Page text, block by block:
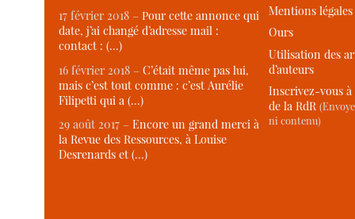
17 février 2018 –Pour cette annonce qui
date, j’ai changé d’adresse mail :
contact : (…)
16 février 2018 –C’était même pas lui,
mais c’est tout comme : c’est Aurélie
Filipetti qui a (…)
29 août 2017 –Encore un grand merci à
la Revue des Ressources, à Louise
Desrenards et (…)
Mentions légales
Ours
Utilisation des
d’auteurs
Inscrivez-vous
de la RdR
ni contenu)